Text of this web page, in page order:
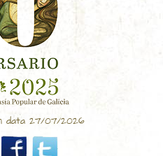
data 27/07/2026